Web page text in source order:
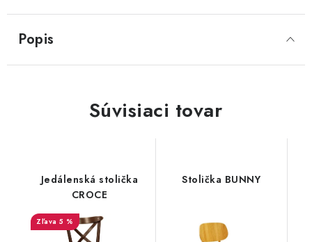
NOČNÉ STOLÍKY
KOMODY A VITRÍNY
Popis
Súvisiaci tovar
Jedálenská stolička
CROCE
5 %
Stolička BUNNY